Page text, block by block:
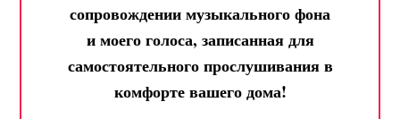
сопровождении музыкального фона
и моего голоса, записанная для
самостоятельного прослушивания в
комфорте вашего дома!